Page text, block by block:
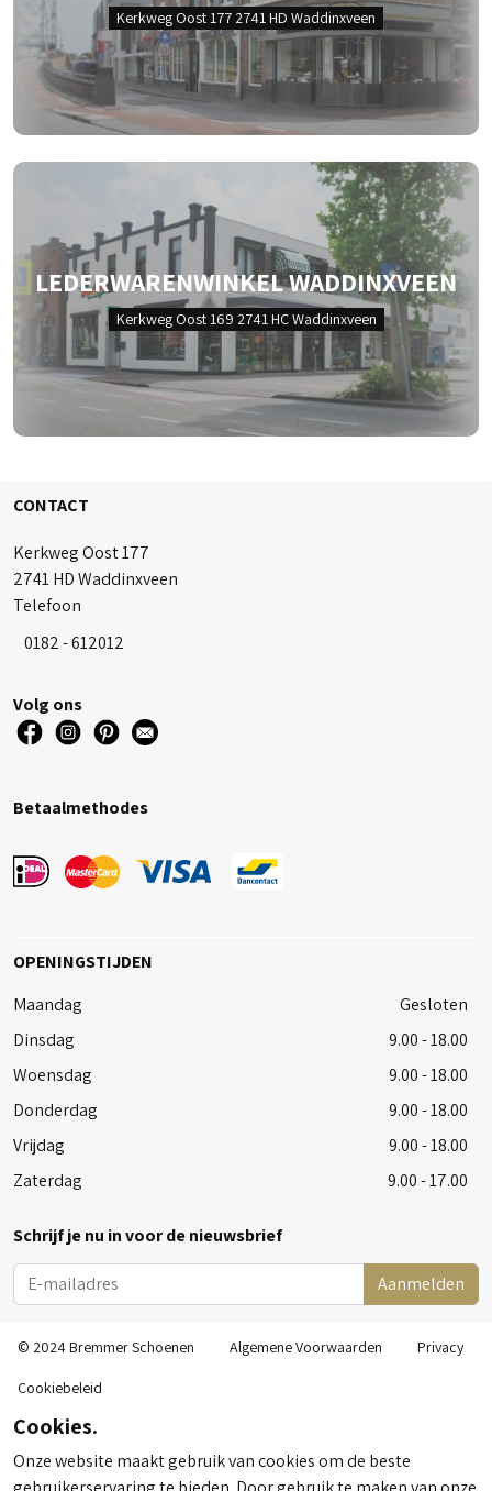
Kerkweg Oost 177 2741 HD Waddinxveen
LEDERWARENWINKEL WADDINXVEEN
Kerkweg Oost 169 2741 HC Waddinxveen
CONTACT
Kerkweg Oost 177
2741 HD Waddinxveen
Telefoon
0182 - 612012
Volg ons
Betaalmethodes
OPENINGSTIJDEN
Maandag
Gesloten
Dinsdag
9.00 - 18.00
Woensdag
9.00 - 18.00
Donderdag
9.00 - 18.00
Vrijdag
9.00 - 18.00
Zaterdag
9.00 - 17.00
Schrijf je nu in voor de nieuwsbrief
Aanmelden
© 2024 Bremmer Schoenen Algemene Voorwaarden Privacy
Cookiebeleid
Cookies.
Onze website maakt gebruik van cookies om de beste